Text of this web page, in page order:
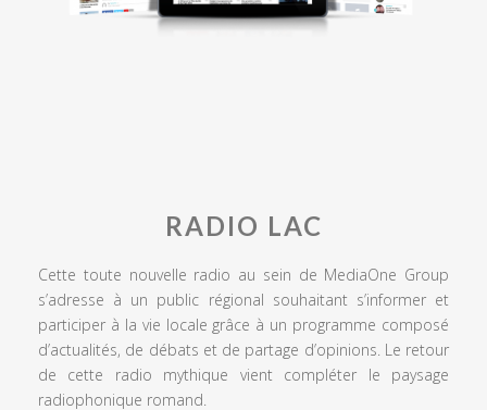
RADIO LAC
Cette toute nouvelle radio au sein de MediaOne Group
s’adresse à un public régional souhaitant s’informer et
participer à la vie locale grâce à un programme composé
d’actualités, de débats et de partage d’opinions. Le retour
de cette radio mythique vient compléter le paysage
radiophonique romand.